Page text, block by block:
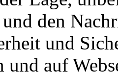
den
und
und auf